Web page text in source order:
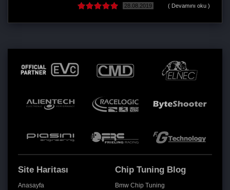
28.08.2019 ( Devamını oku )
Site Haritası
Anasayfa
Chip Tuning Blog
Bmw Chip Tuning